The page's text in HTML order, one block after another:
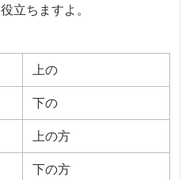
立ちますよ。
上の
下の
上の方
下の方